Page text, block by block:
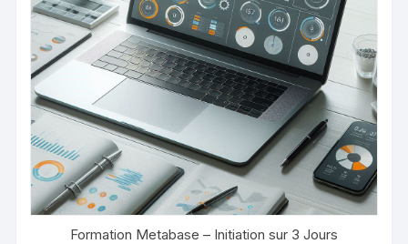
Formation Metabase – Initiation sur 3 Jours